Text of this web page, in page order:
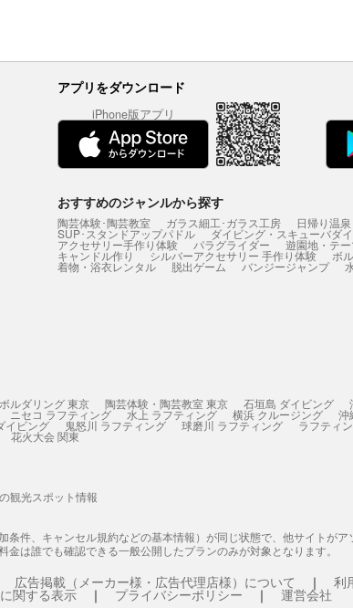
アプリをダウンロード
iPhone版アプリ
おすすめのジャンルから探す
陶芸体験･陶芸教室 ガラス細工･ガラス工房 日帰り温泉
SUP･スタンドアップパドル ダイビング・スキューバダ
アクセサリー手作り体験 パラグライダー 遊園地・テ
キャンドル作り シルバーアクセサリー 手作り体験 ボ
着物・浴衣レンタル 脱出ゲーム バンジージャンプ
ボルダリング 東京 陶芸体験・陶芸教室 東京 石垣島 ダイビング
ニセコ ラフティング 水上 ラフティング 横浜 クルージング 沖
イビング 鬼怒川 ラフティング 球磨川 ラフティング ラフティ
花火大会 関東
観光スポット情報
件、キャンセル規約などの基本情報）が同じ状態で、他サイトが
は誰でも確認できる一般公開したプランのみが対象となります。
広告掲載（メーカー様・広告代理店様）について 利
関する表示 プライバシーポリシー 運営会社